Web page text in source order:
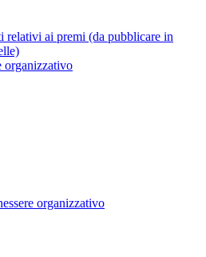
relativi ai premi (da pubblicare in
organizzativo
organizzativo